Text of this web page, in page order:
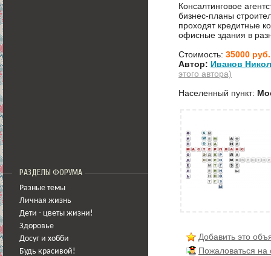
РАЗДЕЛЫ ФОРУМА
Разные темы
Личная жизнь
Дети - цветы жизни!
Здоровье
Досуг и хобби
Будь красивой!
Консалтинговое
бизнес-планы
проходят кредитные
офисные здания в
Стоимость: 35000 руб.
Автор: Иванов
этого автора)
Населенный пункт:
Добавить это
Пожаловаться